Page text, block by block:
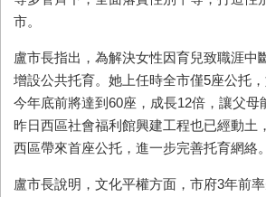
市。
盧市長指出，為解決女性因育兒致職涯中
增設公共托育。她上任時全市僅5座公托
今年底前將達到60座，成長12倍，讓父母
昨日西區社會福利館興建工程也已經動土
西區帶來首座公托，進一步完善托育網絡。
盧市長說明，文化平權方面，市府3年前